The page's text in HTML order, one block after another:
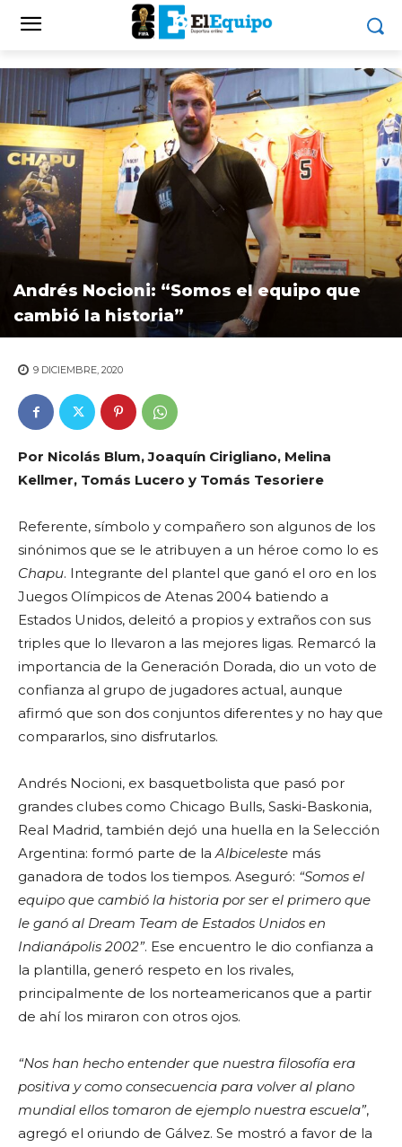
Andrés Nocioni: “Somos el equipo que
cambió la historia”
9 DICIEMBRE, 2020
Por Nicolás Blum, Joaquín Cirigliano, Melina
Kellmer, Tomás Lucero y Tomás Tesoriere
Referente, símbolo y compañero son algunos de los
sinónimos que se le atribuyen a un héroe como lo es
Chapu. Integrante del plantel que ganó el oro en los
Juegos Olímpicos de Atenas 2004 batiendo a
Estados Unidos, deleitó a propios y extraños con sus
triples que lo llevaron a las mejores ligas. Remarcó la
importancia de la Generación Dorada, dio un voto de
confianza al grupo de jugadores actual, aunque
afirmó que son dos conjuntos diferentes y no hay que
compararlos, sino disfrutarlos.
Andrés Nocioni, ex basquetbolista que pasó por
grandes clubes como Chicago Bulls, Saski-Baskonia,
Real Madrid, también dejó una huella en la Selección
Argentina: formó parte de laAlbiceleste más
ganadora de todos los tiempos. Aseguró: “Somos el
equipo que cambió la historia por ser el primero que
le ganó al Dream Team de Estados Unidos en
Indianápolis 2002”. Ese encuentro le dio confianza a
la plantilla, generó respeto en los rivales,
principalmente de los norteamericanos que a partir
de ahí los miraron con otros ojos.
“Nos han hecho entender que nuestra filosofía era
positiva y como consecuencia para volver al plano
mundial ellos tomaron de ejemplo nuestra escuela”,
agregó el oriundo de Gálvez. Se mostró a favor de la